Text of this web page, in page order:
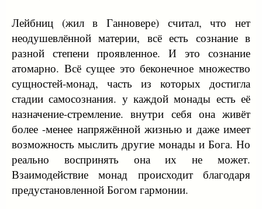
Лейбниц (жил в Ганновере) считал, что нет
неодушевлённой материи, всё есть сознание в
разной степени проявленное. И это сознание
атомарно. Всё сущее это беконечное множество
сущностей-монад, часть из которых достигла
стадии самосознания. у каждой монады есть её
назначение-стремление. внутри себя она живёт
более -менее напряжённой жизнью и даже имеет
возможность мыслить другие монады и Бога. Но
реально воспринять она их не может.
Взаимодействие монад происходит благодаря
предустановленной Богом гармонии.